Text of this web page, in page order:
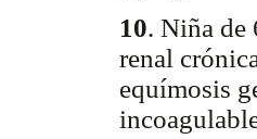
10. Niña de
renal
equímosis